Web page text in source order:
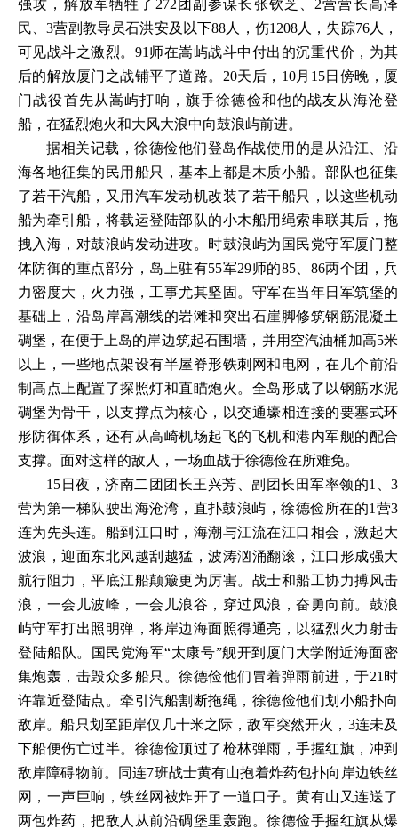
强攻，解放军牺牲了272团副参谋长张钦芝、2营营长高泽
民、3营副教导员石洪安及以下88人，伤1208人，失踪76人，
可见战斗之激烈。91师在嵩屿战斗中付出的沉重代价，为其
后的解放厦门之战铺平了道路。20天后，10月15日傍晚，厦
门战役首先从嵩屿打响，旗手徐德俭和他的战友从海沧登
船，在猛烈炮火和大风大浪中向鼓浪屿前进。
据相关记载，徐德俭他们登岛作战使用的是从沿江、沿
海各地征集的民用船只，基本上都是木质小船。部队也征集
了若干汽船，又用汽车发动机改装了若干船只，以这些机动
船为牵引船，将载运登陆部队的小木船用绳索串联其后，拖
拽入海，对鼓浪屿发动进攻。时鼓浪屿为国民党守军厦门整
体防御的重点部分，岛上驻有55军29师的85、86两个团，兵
力密度大，火力强，工事尤其坚固。守军在当年日军筑堡的
基础上，沿岛岸高潮线的岩滩和突出石崖脚修筑钢筋混凝土
碉堡，在便于上岛的岸边筑起石围墙，并用空汽油桶加高5米
以上，一些地点架设有半屋脊形铁刺网和电网，在几个前沿
制高点上配置了探照灯和直瞄炮火。全岛形成了以钢筋水泥
碉堡为骨干，以支撑点为核心，以交通壕相连接的要塞式环
形防御体系，还有从高崎机场起飞的飞机和港内军舰的配合
支撑。面对这样的敌人，一场血战于徐德俭在所难免。
15日夜，济南二团团长王兴芳、副团长田军率领的1、3
营为第一梯队驶出海沧湾，直扑鼓浪屿，徐德俭所在的1营3
连为先头连。船到江口时，海潮与江流在江口相会，激起大
波浪，迎面东北风越刮越猛，波涛汹涌翻滚，江口形成强大
航行阻力，平底江船颠簸更为厉害。战士和船工协力搏风击
浪，一会儿波峰，一会儿浪谷，穿过风浪，奋勇向前。鼓浪
屿守军打出照明弹，将岸边海面照得通亮，以猛烈火力射击
登陆船队。国民党海军“太康号”舰开到厦门大学附近海面密
集炮轰，击毁众多船只。徐德俭他们冒着弹雨前进，于21时
许靠近登陆点。牵引汽船割断拖绳，徐德俭他们划小船扑向
敌岸。船只划至距岸仅几十米之际，敌军突然开火，3连未及
下船便伤亡过半。徐德俭顶过了枪林弹雨，手握红旗，冲到
敌岸障碍物前。同连7班战士黄有山抱着炸药包扑向岸边铁丝
网，一声巨响，铁丝网被炸开了一道口子。黄有山又连送了
两包炸药，把敌人从前沿碉堡里轰跑。徐德俭手握红旗从爆